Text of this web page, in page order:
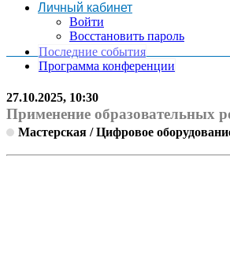
Личный кабинет
Войти
Восстановить пароль
Последние события
Программа конференции
27.10.2025, 10:30
Применение образовательных
Мастерская / Цифровое